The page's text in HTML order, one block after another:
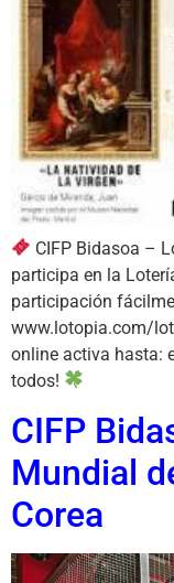
CIFP Bidasoa –
participa en la
participación
www.lotopia.com/
online activa hasta:
todos!
CIFP
Mundial
Corea